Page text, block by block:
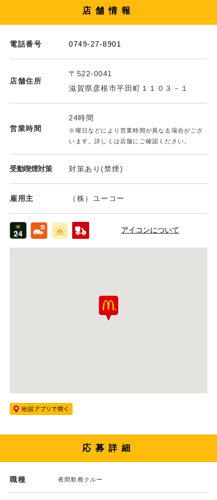
店舗情報
電話番号 0749-27-8901
店舗住所
〒522-0041
滋賀県彦根市平田町１１０３－１
営業時間
24時間
※曜日などにより営業時間が異なる場合がござ
います。詳しくは店舗にご確認ください。
受動喫煙対策 対策あり(禁煙)
雇用主 （株）ユーコー
アイコンについて
応募詳細
職種 夜間勤務クルー